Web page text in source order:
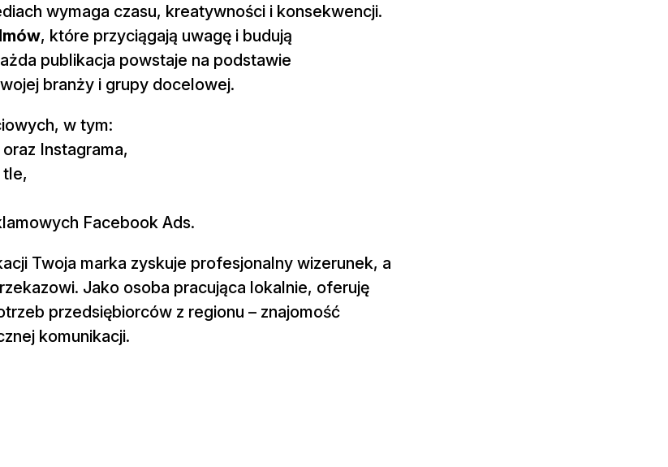
wymaga czasu, kreatywności i konsekwencji.
, które przyciągają uwagę i budują
publikacja powstaje na podstawie
branży i grupy docelowej.
w tym:
Instagrama,
Facebook Ads.
Twoja marka zyskuje profesjonalny wizerunek, a
Jako osoba pracująca lokalnie, oferuję
przedsiębiorców z regionu – znajomość
komunikacji.